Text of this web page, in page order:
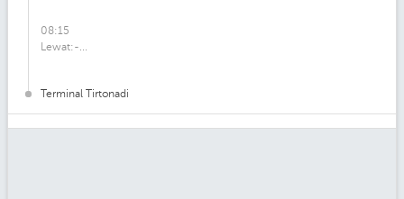
08:15
Lewat:-...
Terminal Tirtonadi